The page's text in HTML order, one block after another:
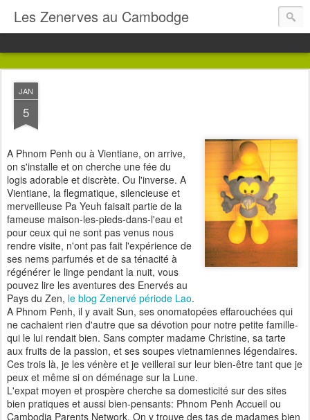
Les Zenerves au Cambodge
JAN
5
A Phnom Penh ou à Vientiane, on arrive,
on s'installe et on cherche une fée du
logis adorable et discrète. Ou l'inverse. A
Vientiane, la flegmatique, silencieuse et
merveilleuse Pa Yeuh faisait partie de la
fameuse maison-les-pieds-dans-l'eau et
pour ceux qui ne sont pas venus nous
rendre visite, n'ont pas fait l'expérience de
ses nems parfumés et de sa ténacité à
régénérer le linge pendant la nuit, vous
pouvez lire les aventures des Enervés au
Pays du Zen, le blog Zenervé période Lao.
A Phnom Penh, il y avait Sun, ses onomatopées effarouchées qui
ne cachaient rien d'autre que sa dévotion pour notre petite famille-
qui le lui rendait bien. Sans compter madame Christine, sa tarte
aux fruits de la passion, et ses soupes vietnamiennes légendaires.
Ces trois là, je les vénère et je veillerai sur leur bien-être tant que je
peux et même si on déménage sur la Lune.
L'expat moyen et prospère cherche sa domesticité sur des sites
bien pratiques et aussi bien-pensants: Phnom Penh Accueil ou
Cambodia Parents Network. On y trouve des tas de madames bien